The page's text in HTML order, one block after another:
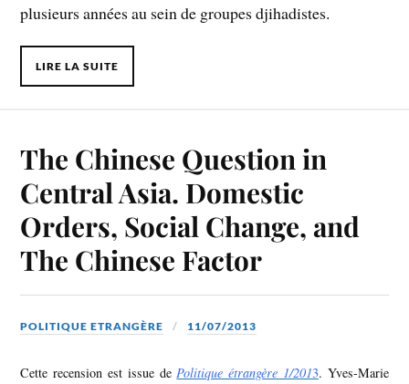
plusieurs années au sein de groupes djihadistes.
LIRE LA SUITE
The Chinese Question in
Central Asia. Domestic
Orders, Social Change, and
The Chinese Factor
POLITIQUE ETRANGÈRE 11/07/2013
Cette recension est issue dePolitique étrangère 1/2013. Yves-Marie